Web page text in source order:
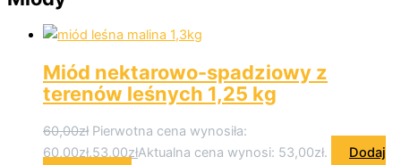
Miód nektarowo-spadziowy z
terenów leśnych 1,25 kg
60,00zł Pierwotna cena wynosiła:
60,00zł.53,00złAktualna cena wynosi: 53,00zł.
Dodaj